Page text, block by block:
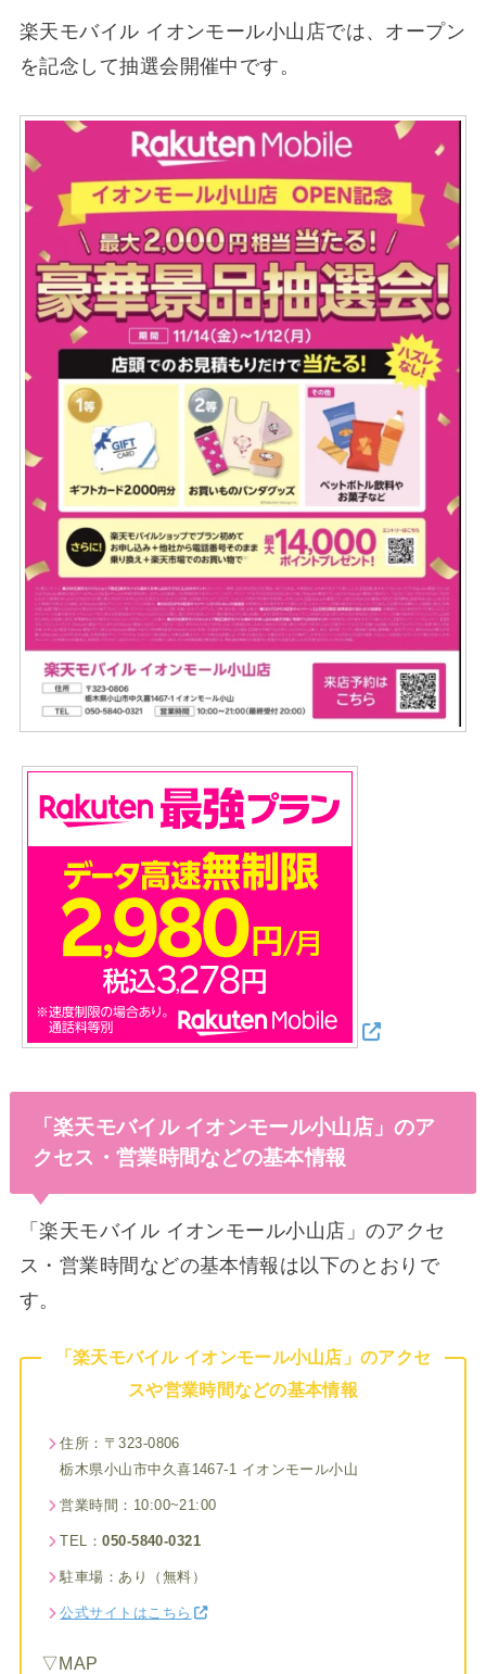
楽天モバイル イオンモール小山店では、オープン
を記念して抽選会開催中です。
「楽天モバイル イオンモール小山店」のア
クセス・営業時間などの基本情報
「楽天モバイル イオンモール小山店」のアクセ
ス・営業時間などの基本情報は以下のとおりで
す。
「楽天モバイル イオンモール小山店」のアクセ
スや営業時間などの基本情報
住所：〒323-0806
栃木県小山市中久喜1467-1 イオンモール小山
営業時間：10:00~21:00
TEL：050-5840-0321
駐車場：あり（無料）
公式サイトはこちら
▽MAP